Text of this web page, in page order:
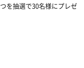
を抽選で30名様にプレゼ